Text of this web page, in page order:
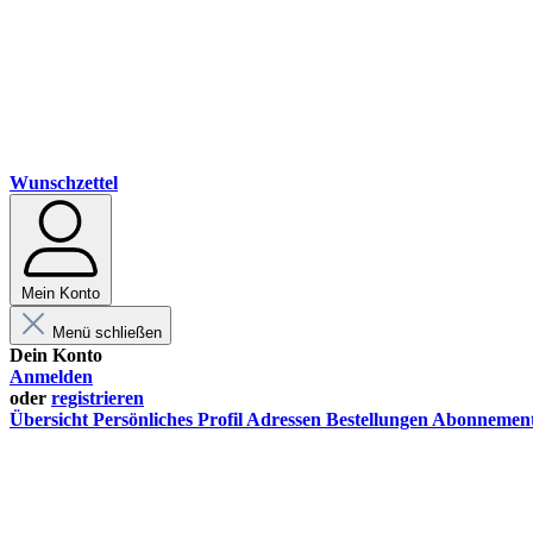
Wunschzettel
Mein Konto
Menü schließen
Dein Konto
Anmelden
oder registrieren
Übersicht Persönliches Profil Adressen Bestellungen